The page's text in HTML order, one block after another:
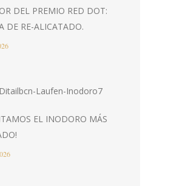
DEL PREMIO RED DOT:
DE RE-ALICATADO.
EL INODORO MÁS